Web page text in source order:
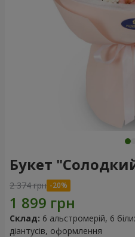
Букет
2 374 грн
Склад: 6 альстромерій, 6
діантусів, оформлення